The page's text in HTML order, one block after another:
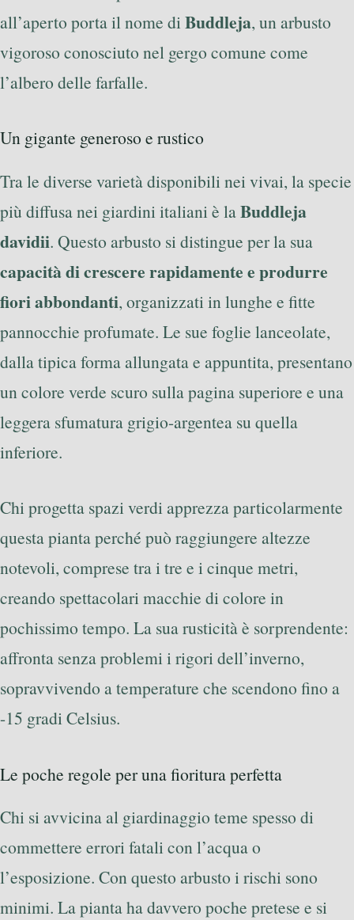
all’aperto porta il nome diBuddleja, un arbusto
vigoroso conosciuto nel gergo comune come
l’albero delle farfalle.
Un gigante generoso e rustico
Tra le diverse varietà disponibili nei vivai, la specie
più diffusa nei giardini italiani è laBuddleja
davidii. Questo arbusto si distingue per la sua
capacità di crescere rapidamente e produrre
fiori abbondanti, organizzati in lunghe e fitte
pannocchie profumate. Le sue foglie lanceolate,
dalla tipica forma allungata e appuntita, presentano
un colore verde scuro sulla pagina superiore e una
leggera sfumatura grigio-argentea su quella
inferiore.
Chi progetta spazi verdi apprezza particolarmente
questa pianta perché può raggiungere altezze
notevoli, comprese tra i tre e i cinque metri,
creando spettacolari macchie di colore in
pochissimo tempo. La sua rusticità è sorprendente:
affronta senza problemi i rigori dell’inverno,
sopravvivendo a temperature che scendono fino a
-15 gradi Celsius.
Le poche regole per una fioritura perfetta
Chi si avvicina al giardinaggio teme spesso di
commettere errori fatali con l’acqua o
l’esposizione. Con questo arbusto i rischi sono
minimi. La pianta ha davvero poche pretese e si